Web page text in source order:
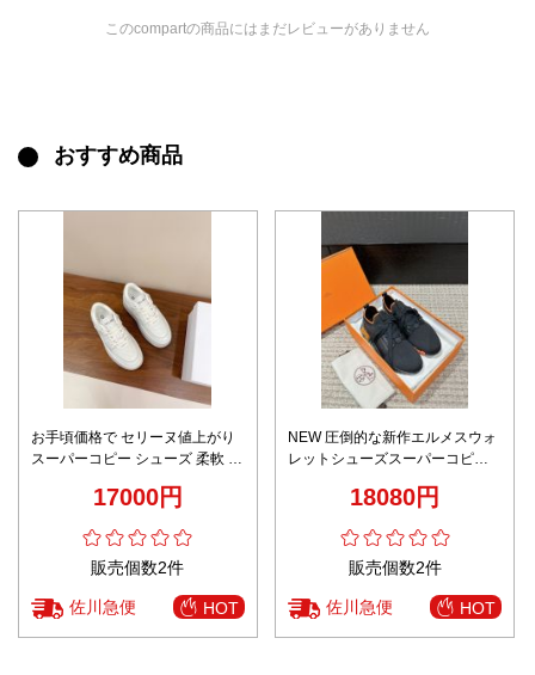
このcompartの商品にはまだレビューがありません
おすすめ商品
お手頃価格で セリーヌ値上がり
スーパーコピー シューズ 柔軟 軽
ション感 ホワイト
17000円
販売個数2件
佐川急便 HOT
NEW 圧倒的な新作エルメスウォ
レットシューズスーパーコピー
18080円
販売個数2件
佐川急便 HOT